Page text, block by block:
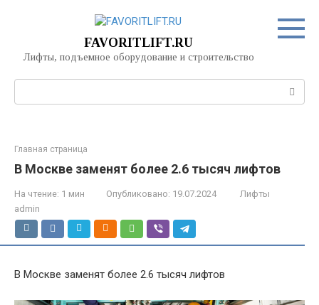
FAVORITLIFT.RU
Лифты, подъемное оборудование и строительство
Главная страница
В Москве заменят более 2.6 тысяч лифтов
На чтение: 1 мин Опубликовано: 19.07.2024
Лифты
admin
В Москве заменят более 2.6 тысяч лифтов